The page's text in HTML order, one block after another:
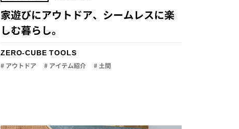
家遊びにアウトドア、シームレスに楽
しむ暮らし。
ZERO-CUBE TOOLS
# アウトドア # アイテム紹介 # 土間